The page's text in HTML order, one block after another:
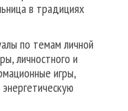
в традициях
по темам личной
личностного и
игры,